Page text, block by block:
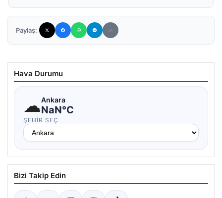
Paylaş:
Hava Durumu
☁Ankara
NaN°C
ŞEHIR SEÇ
Bizi Takip Edin